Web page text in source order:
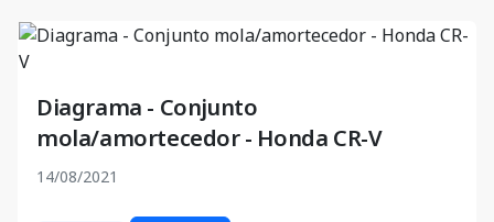
Diagrama - Conjunto
mola/amortecedor - Honda CR-V
14/08/2021